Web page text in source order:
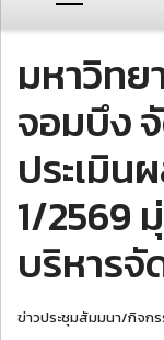
มหาวิท
จอมบึง
ประเมิ
1/2569
บริหารจั
ข่าวประชุมสัมมนา/กิจก